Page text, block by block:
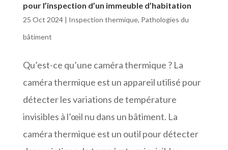
pour l’inspection d’un immeuble d’habitation
25 Oct 2024| Inspection thermique, Pathologies du
bâtiment
Qu’est-ce qu’une caméra thermique ? La
caméra thermique est un appareil utilisé pour
détecter les variations de température
invisibles à l’œil nu dans un bâtiment. La
caméra thermique est un outil pour détecter